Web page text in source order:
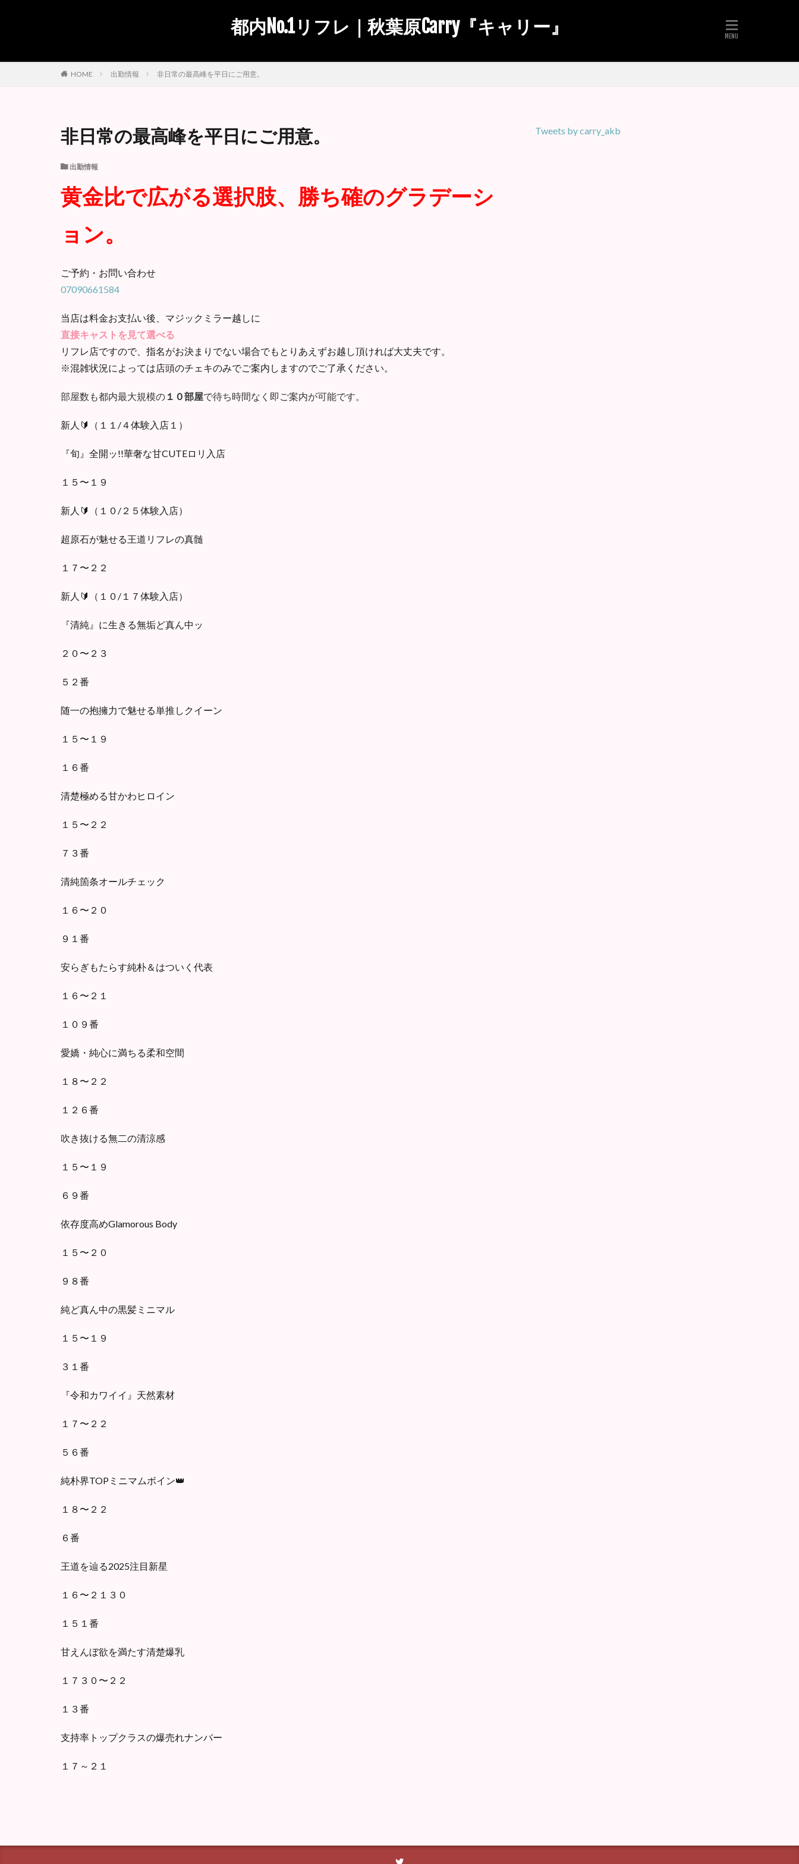
都内No.1リフレ｜秋葉原Carry『キャリー』
HOME 出勤情報 非日常の最高峰を平日にご用意。
非日常の最高峰を平日にご用意。
出勤情報
黄金比で広がる選択肢、勝ち確のグラデーシ
ョン。
ご予約・お問い合わせ
07090661584
当店は料金お支払い後、マジックミラー越しに
直接キャストを見て選べる
リフレ店ですので、指名がお決まりでない場合でもとりあえずお越し頂ければ大丈夫です。
※混雑状況によっては店頭のチェキのみでご案内しますのでご了承ください。
部屋数も都内最大規模の １０部屋で待ち時間なく即ご案内が可能です。
新人🔰（１１/４体験入店１）
『旬』全開ッ!!華奢な甘CUTEロリ入店
１５〜１９
新人🔰（１０/２５体験入店）
超原石が魅せる王道リフレの真髄
１７〜２２
新人🔰（１０/１７体験入店）
『清純』に生きる無垢ど真ん中ッ
２０〜２３
５２番
随一の抱擁力で魅せる単推しクイーン
１５〜１９
１６番
清楚極める甘かわヒロイン
１５〜２２
７３番
清純箇条オールチェック
１６〜２０
９１番
安らぎもたらす純朴＆はついく代表
１６〜２１
１０９番
愛嬌・純心に満ちる柔和空間
１８〜２２
１２６番
吹き抜ける無二の清涼感
１５〜１９
６９番
依存度高めGlamorous Body
１５〜２０
９８番
純ど真ん中の黒髪ミニマル
１５〜１９
３１番
『令和カワイイ』天然素材
１７〜２２
５６番
純朴界TOPミニマムボイン👑
１８〜２２
６番
王道を辿る2025注目新星
１６〜２１３０
１５１番
甘えんぼ欲を満たす清楚爆乳
１７３０〜２２
１３番
支持率トップクラスの爆売れナンバー
１７～２１
Tweets by carry_akb